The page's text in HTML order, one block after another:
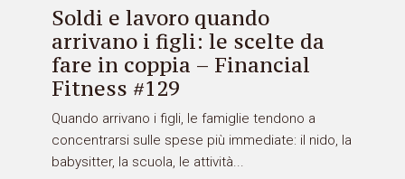
Soldi e lavoro quando
arrivano i figli: le scelte da
fare in coppia – Financial
Fitness #129
Quando arrivano i figli, le famiglie tendono a
concentrarsi sulle spese più immediate: il nido, la
babysitter, la scuola, le attività...